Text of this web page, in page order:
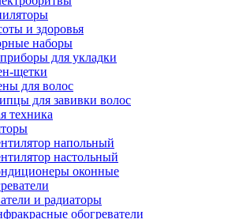
и здоровья
наборы
для укладки
щетки
для волос
для завивки волос
техника
напольный
настольный
оконные
и радиаторы
обогреватели